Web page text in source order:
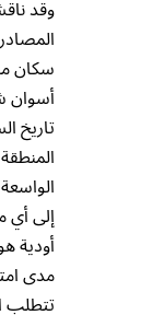
وقد
سكان
أسوان
تاريخ
إلى أي
أودية
مدى
تتطلب